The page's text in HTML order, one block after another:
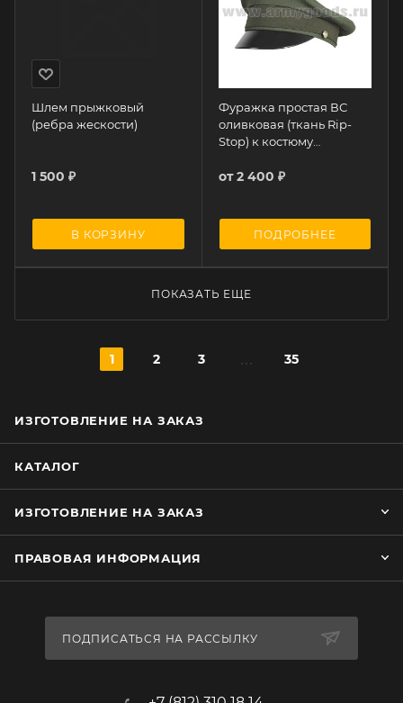
Шлем прыжковый
(ребра жескости)
1 500 ₽
В КОРЗИНУ
Фуражка простая ВС
оливковая (ткань Rip-
Stop) к костюму
от2 400 ₽
ПОДРОБНЕЕ
ПОКАЗАТЬ ЕЩЕ
1 2 3 35
ИЗГОТОВЛЕНИЕ НА ЗАКАЗ
КАТАЛОГ
ИЗГОТОВЛЕНИЕ НА ЗАКАЗ
ПРАВОВАЯ ИНФОРМАЦИЯ
ПОДПИСАТЬСЯ НА РАССЫЛКУ